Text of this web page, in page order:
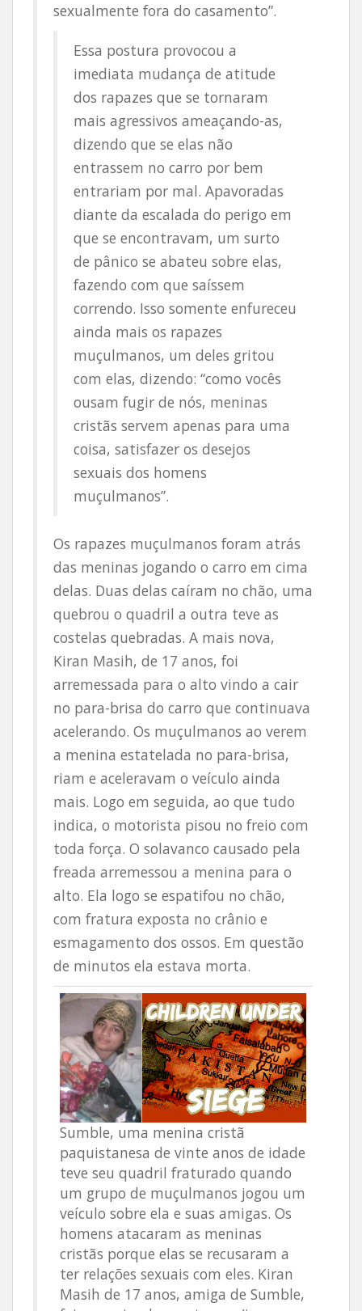
sexualmente fora do casamento”.
Essa postura provocou a
imediata mudança de atitude
dos rapazes que se tornaram
mais agressivos ameaçando-as,
dizendo que se elas não
entrassem no carro por bem
entrariam por mal. Apavoradas
diante da escalada do perigo em
que se encontravam, um surto
de pânico se abateu sobre elas,
fazendo com que saíssem
correndo. Isso somente enfureceu
ainda mais os rapazes
muçulmanos, um deles gritou
com elas, dizendo: “como vocês
ousam fugir de nós, meninas
cristãs servem apenas para uma
coisa, satisfazer os desejos
sexuais dos homens
muçulmanos”.
Os rapazes muçulmanos foram atrás
das meninas jogando o carro em cima
delas. Duas delas caíram no chão, uma
quebrou o quadril a outra teve as
costelas quebradas. A mais nova,
Kiran Masih, de 17 anos, foi
arremessada para o alto vindo a cair
no para-brisa do carro que continuava
acelerando. Os muçulmanos ao verem
a menina estatelada no para-brisa,
riam e aceleravam o veículo ainda
mais. Logo em seguida, ao que tudo
indica, o motorista pisou no freio com
toda força. O solavanco causado pela
freada arremessou a menina para o
alto. Ela logo se espatifou no chão,
com fratura exposta no crânio e
esmagamento dos ossos. Em questão
de minutos ela estava morta.
Sumble, uma menina cristã
paquistanesa de vinte anos de idade
teve seu quadril fraturado quando
um grupo de muçulmanos jogou um
veículo sobre ela e suas amigas. Os
homens atacaram as meninas
cristãs porque elas se recusaram a
ter relações sexuais com eles. Kiran
Masih de 17 anos, amiga de Sumble,